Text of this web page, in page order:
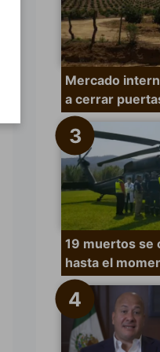
Mercado
a cerrar
19 muertos se
hasta el